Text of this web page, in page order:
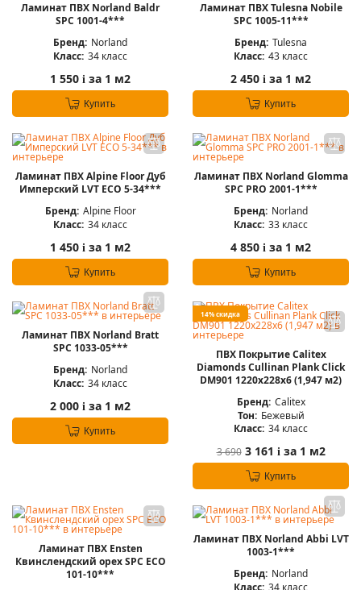
Ламинат ПВХ Norland Baldr
SPC 1001-4***
Бренд: Norland
Класс: 34 класс
1 550 i за 1 м2
Купить
Ламинат ПВХ Tulesna Nobile
SPC 1005-11***
Бренд: Tulesna
Класс: 43 класс
2 450 i за 1 м2
Купить
Ламинат ПВХ Alpine Floor Дуб
Имперский LVT ЕСО 5-34***
Бренд: Alpine Floor
Класс: 34 класс
1 450 i за 1 м2
Купить
Ламинат ПВХ Norland Glomma
SPC PRO 2001-1***
Бренд: Norland
Класс: 33 класс
4 850 i за 1 м2
Купить
Ламинат ПВХ Norland Bratt
SPC 1033-05***
Бренд: Norland
Класс: 34 класс
2 000 i за 1 м2
Купить
14% скидка
ПВХ Покрытие Calitex
Diamonds Cullinan Plank Click
DM901 1220x228x6 (1,947 м2)
Бренд: Calitex
Тон: Бежевый
Класс: 34 класс
3 690 3 161 iза 1 м2
Купить
Ламинат ПВХ Ensten
Квинслендский орех SPC ECO
101-10***
Ламинат ПВХ Norland Abbi LVT
1003-1***
Бренд: Norland
Класс: 34 класс